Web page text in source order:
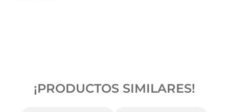
¡PRODUCTOS SIMILARES!